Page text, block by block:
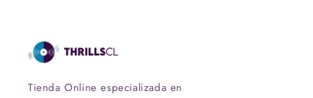
Tienda Online especializada en